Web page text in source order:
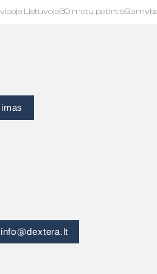
Lietuvoje·30 metų patirtis·
info@dextera.lt